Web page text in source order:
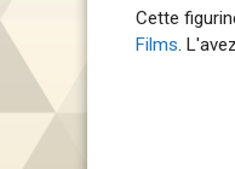
Cette
Films.